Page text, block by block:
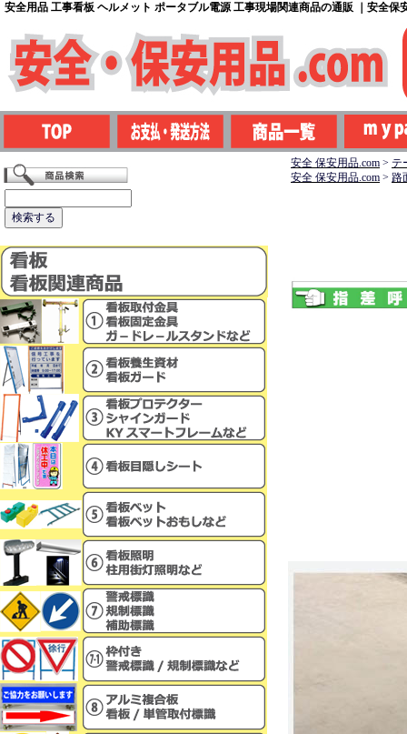
安全用品 工事看板 ヘルメット ポータブル電源 工事現場関連商品の通販 ｜安全保
安全 保安用品.com > テ
安全 保安用品.com > 路